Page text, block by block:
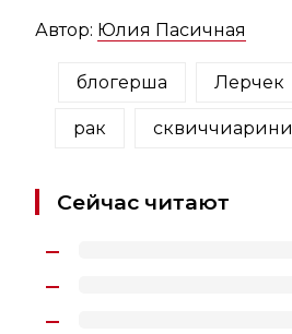
Автор: Юлия Пасичная
блогерша Лерчек
рак сквиччиарини
Сейчас читают